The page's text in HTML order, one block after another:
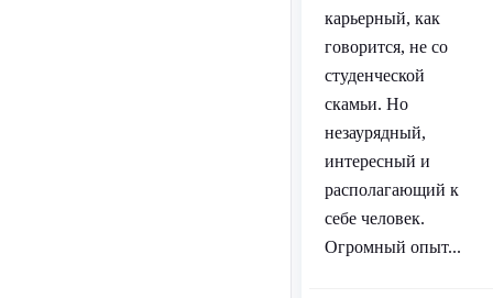
карьерный, как
говорится, не со
студенческой
скамьи. Но
незаурядный,
интересный и
располагающий к
себе человек.
Огромный опыт...